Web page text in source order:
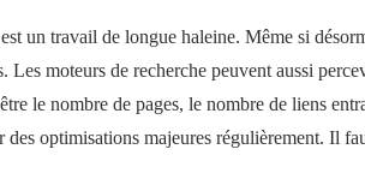
un travail de longue haleine. Même si
Les moteurs de recherche peuvent aussi
le nombre de pages, le nombre de liens
optimisations majeures régulièrement. Il